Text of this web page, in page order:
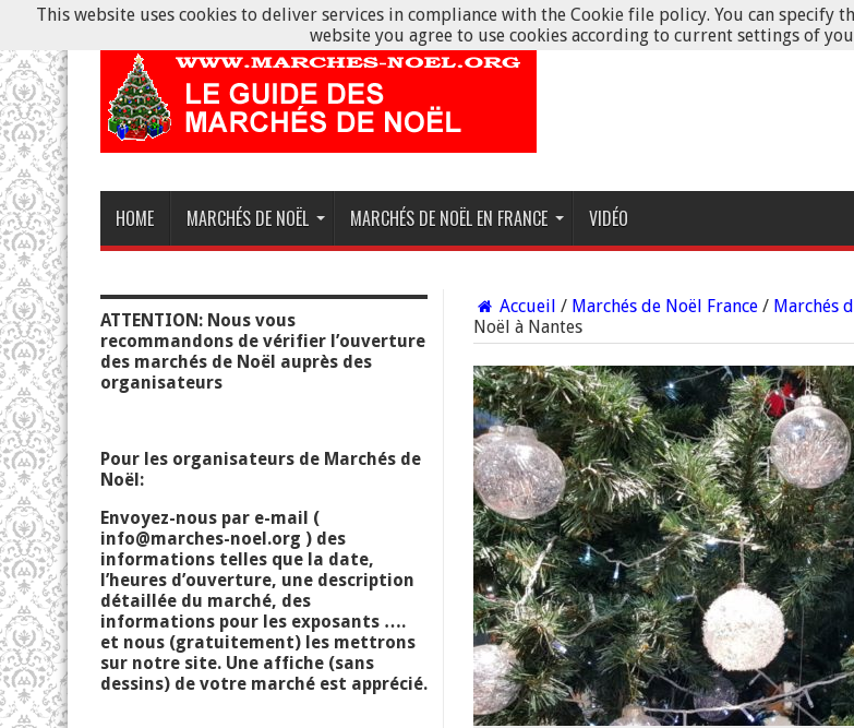
HOME MARCHÉS DE NOËL MARCHÉS DE NOËL EN FRANCE VIDÉO
Accueil / Marchés de Noël France / Marchés
Noël à Nantes
ATTENTION: Nous vous
recommandons de vérifier l’ouverture
des marchés de Noël auprès des
organisateurs
Pour les organisateurs de Marchés de
Noël:
Envoyez-nous par e-mail (
info@marches-noel.org ) des
informations telles que la date,
l’heures d’ouverture, une description
détaillée du marché, des
informations pour les exposants ….
et nous (gratuitement) les mettrons
sur notre site. Une affiche (sans
dessins) de votre marché est apprécié.
This website uses cookies to deliver services in compliance with the Cookie file policy. You can
website you agree to use cookies according to current settings of